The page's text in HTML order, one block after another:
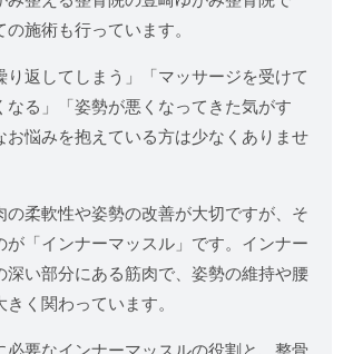
施術も行っています。
り返してしまう」「マッサージを受けて
なる」「姿勢が悪くなってきた気がす
お悩みを抱えている方は少なくありませ
の柔軟性や姿勢の改善が大切ですが、そ
が「インナーマッスル」です。インナー
深い部分にある筋肉で、姿勢の維持や腰
く関わっています。